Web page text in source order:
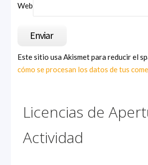
Web
Este sitio usa Akismet para reducir el
cómo se procesan los datos de tus
Licencias de
Actividad